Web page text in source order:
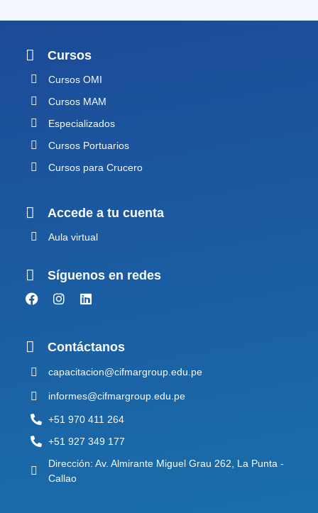
Cursos
Cursos OMI
Cursos MAM
Especializados
Cursos Portuarios
Cursos para Crucero
Accede a tu cuenta
Aula virtual
Síguenos en redes
Contáctanos
capacitacion@cifmargroup.edu.pe
informes@cifmargroup.edu.pe
+51 970 411 264
+51 927 349 177
Dirección: Av. Almirante Miguel Grau 262, La Punta -
Callao